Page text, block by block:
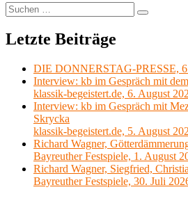
Suchen
nach:
Suchen
Letzte Beiträge
DIE DONNERSTAG-PRESSE,
Interview: kb im Gespräch mit
klassik-begeistert.de, 6. August
Interview: kb im Gespräch mit
Skrycka
klassik-begeistert.de, 5. August
Richard Wagner,
Bayreuther Festspiele, 1. August
Richard Wagner, Siegfried,
Bayreuther Festspiele, 30. Juli